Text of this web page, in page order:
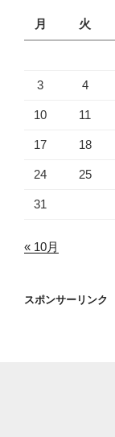
月
火
3 4
10 11
17 18
24 25
31
« 10月
スポンサーリンク